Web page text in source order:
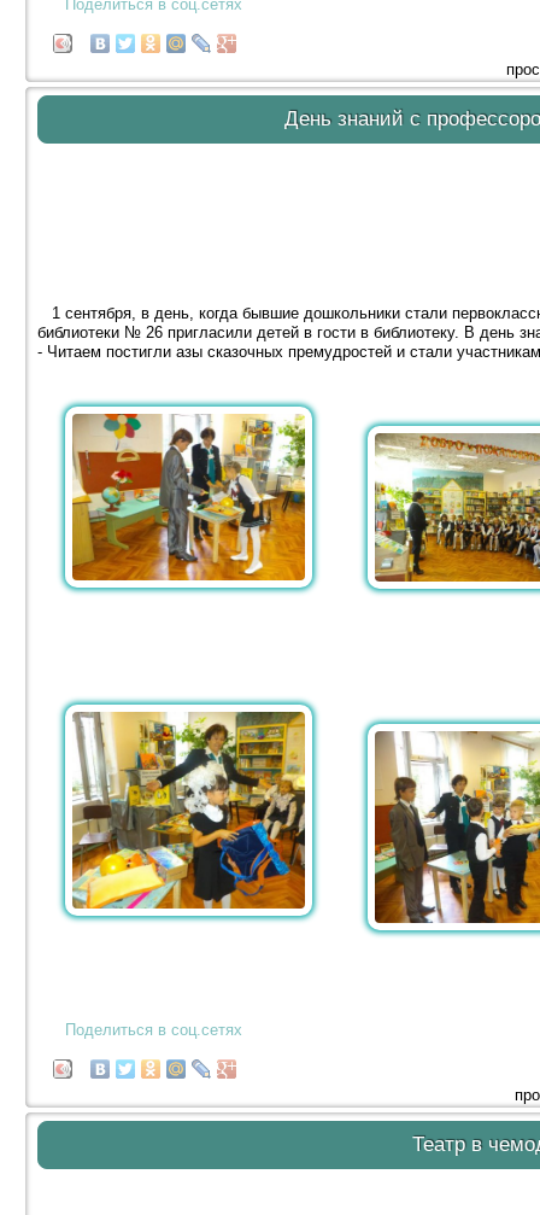
Поделиться в соц.сетях
День знаний с
1 сентября, в день, когда бывшие дошкольники стали
библиотеки № 26 пригласили детей в гости в библиотеку. В день
- Читаем постигли азы сказочных премудростей и стали
Поделиться в соц.сетях
Театр в